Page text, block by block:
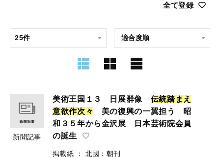
全て登録
新聞記事
美術王国１３ 日展群像 伝統踏ま え
意欲作次 々
美の復興の一翼担う 昭
和３５年から金沢展 日本芸術院会員
の誕生
掲載紙 ：
北國：朝刊